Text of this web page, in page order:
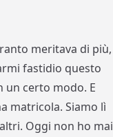
meritava di più,
fastidio questo
certo modo. E
matricola. Siamo lì
Oggi non ho mai